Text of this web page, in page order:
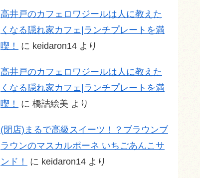
高井戸のカフェロワジールは人に教えた
くなる隠れ家カフェ|ランチプレートを満
喫！
に keidaron14 より
高井戸のカフェロワジールは人に教えた
くなる隠れ家カフェ|ランチプレートを満
喫！
に 橋詰絵美 より
(閉店)まるで高級スイーツ！？ブラウンブ
ラウンのマスカルポーネ いちごあんこサ
ンド！
に keidaron14 より